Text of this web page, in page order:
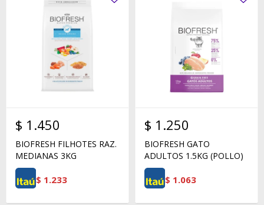
$ 1.450
BIOFRESH FILHOTES RAZ.
MEDIANAS 3KG
$ 1.233
$ 1.250
BIOFRESH GATO
ADULTOS 1.5KG (POLLO)
$ 1.063